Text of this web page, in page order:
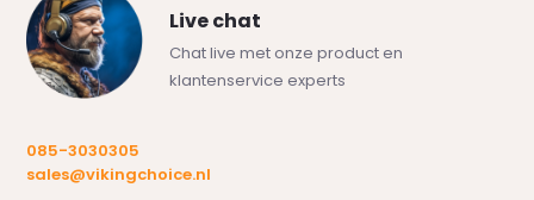
Live chat
Chat live met onze product en
klantenservice experts
085-3030305
sales@vikingchoice.nl